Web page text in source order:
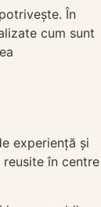
În
cum sunt
experiență și
în centre